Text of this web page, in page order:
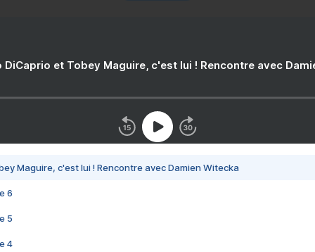
DiCaprio et Tobey Maguire, c'est lui ! Rencontre avec
Maguire, c'est lui ! Rencontre avec Damien Witecka
6
5
4